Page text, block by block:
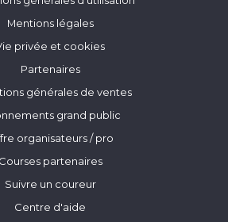
Mentions légales
privée et cookies
Partenaires
générales de ventes
grand public
organisateurs / pro
Courses partenaires
Suivre un coureur
Centre d'aide